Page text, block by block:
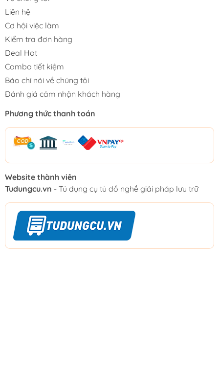
Liên hệ
Cơ hội việc làm
Kiểm tra đơn hàng
Deal Hot
Combo tiết kiệm
Báo chí nói về chúng tôi
Đánh giá cảm nhận khách hàng
Phương thức thanh toán
Website thành viên
Tudungcu.vn - Tủ dụng cụ tủ đồ nghề giải pháp lưu trữ